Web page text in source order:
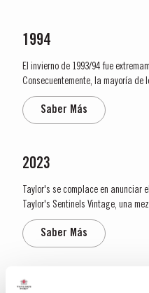
1994
El invierno de 1993/94 fue
Consecuentemente, la mayoría de
rendimiento muy bajo, con una
promedio de algunas zonas del
temporada de crecimiento fue...
Saber Más
2023
Taylor's se complace en anunciar
Taylor's Sentinels Vintage, una
producidos en las históricas
sus alrededores. Esta región
zonas de mayor...
Saber Más
1900-60